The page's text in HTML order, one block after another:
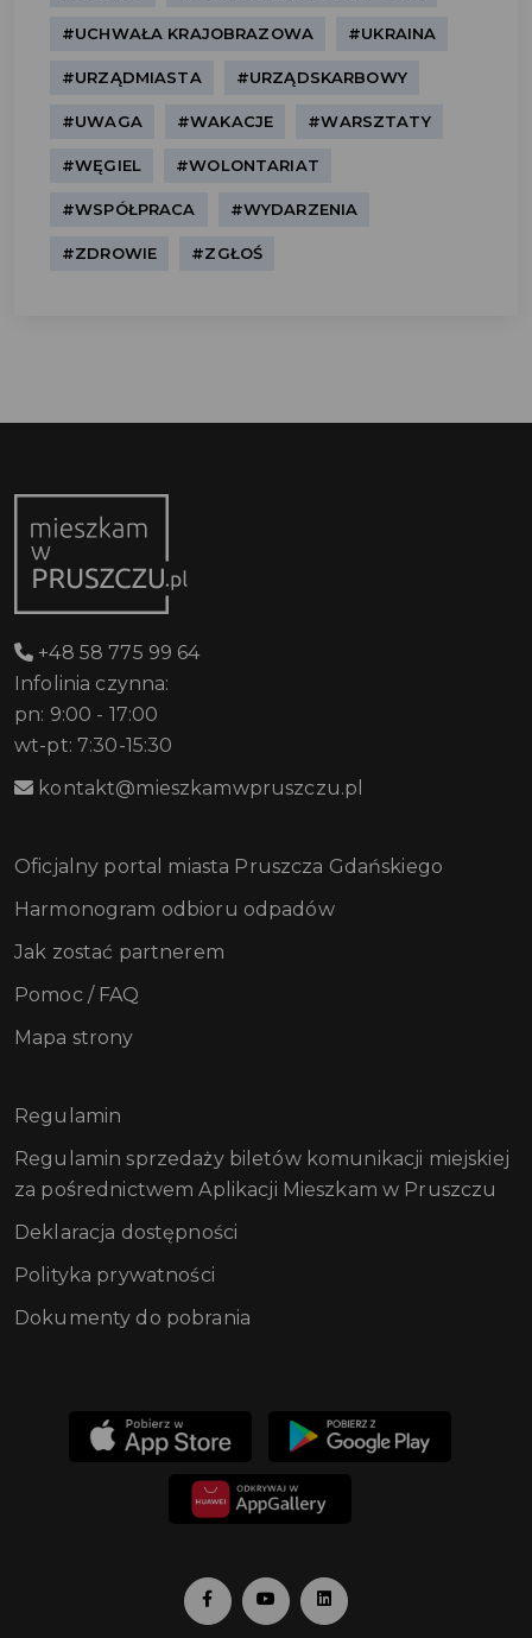
#UCHWAŁA KRAJOBRAZOWA #UKRAINA
#URZĄDMIASTA #URZĄDSKARBOWY
#UWAGA #WAKACJE #WARSZTATY
#WĘGIEL #WOLONTARIAT
#WSPÓŁPRACA #WYDARZENIA
#ZDROWIE #ZGŁOŚ
+48 58 775 99 64
Infolinia czynna:
pn: 9:00 - 17:00
wt-pt: 7:30-15:30
kontakt@mieszkamwpruszczu.pl
Oficjalny portal miasta Pruszcza Gdańskiego
Harmonogram odbioru odpadów
Jak zostać partnerem
Pomoc / FAQ
Mapa strony
Regulamin
Regulamin sprzedaży biletów komunikacji miejskiej
za pośrednictwem Aplikacji Mieszkam w Pruszczu
Deklaracja dostępności
Polityka prywatności
Dokumenty do pobrania